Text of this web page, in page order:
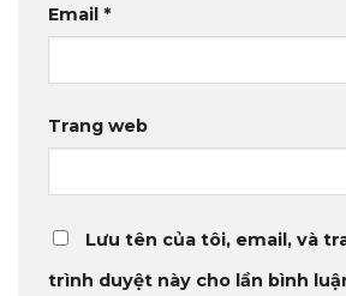
Email *
Trang web
Lưu tên của tôi, email, và
trình duyệt này cho lần bình